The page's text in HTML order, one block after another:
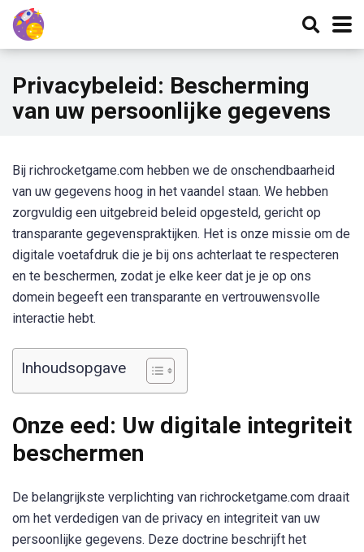
Privacybeleid: Bescherming
van uw persoonlijke gegevens
Bij richrocketgame.com hebben we de onschendbaarheid
van uw gegevens hoog in het vaandel staan. We hebben
zorgvuldig een uitgebreid beleid opgesteld, gericht op
transparante gegevenspraktijken. Het is onze missie om de
digitale voetafdruk die je bij ons achterlaat te respecteren
en te beschermen, zodat je elke keer dat je je op ons
domein begeeft een transparante en vertrouwensvolle
interactie hebt.
Inhoudsopgave
Onze eed: Uw digitale integriteit
beschermen
De belangrijkste verplichting van richrocketgame.com draait
om het verdedigen van de privacy en integriteit van uw
persoonlijke gegevens. Deze doctrine beschrijft het